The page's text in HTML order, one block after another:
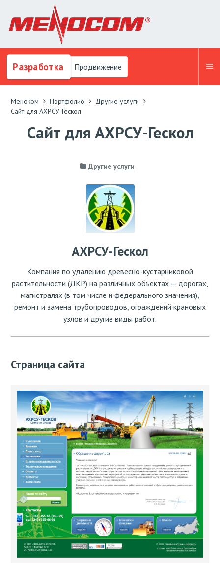
Разработка Продвижение
Меноком Портфолио
Другие услуги
Сайт для АХРСУ-Гескол
Сайт для АХРСУ-Гескол
Другие услуги
АХРСУ-Гескол
Компания по удалению древесно-кустарниковой
растительности (ДКР) на различных объектах — дорогах,
магистралях (в том числе и федерального значения),
ремонт и замена трубопроводов, ограждений крановых
узлов и другие виды работ.
Страница сайта